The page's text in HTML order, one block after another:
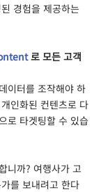
경험을 제공하는
로 모든 고객
이터를 조작해야 하
인화된 컨텐츠로 다
로 타겟팅할 수 있습
니까? 여행사가 고
를 보내려고 한다